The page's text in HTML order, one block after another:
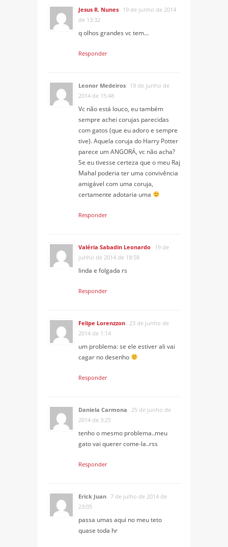
Jesus R. Nunes 19 de junho de 2014
de 13:32
q olhos grandes vc tem…
Responder
Leonor Medeiros 19 de junho de
2014 de 15:48
Vc não está louco, eu também
sempre achei corujas parecidas
com gatos (que eu adoro e sempre
tive). Aquela coruja do Harry Potter
parece um ANGORÁ, vc não acha?
Se eu tivesse certeza que o meu Raj
Mahal poderia ter uma convivência
amigável com uma coruja,
certamente adotaria uma
Responder
Valéria Sabadin Leonardo 19 de
junho de 2014 de 18:58
linda e folgada rs
Responder
Felipe Lorenzzon 23 de junho de
2014 de 1:14
um problema: se ele estiver ali vai
cagar no desenho
Responder
Daniela Carmona 25 de junho de
2014 de 3:25
tenho o mesmo problema..meu
gato vai querer come-la..rss
Responder
Erick Juan 7 de julho de 2014 de
23:05
passa umas aqui no meu teto
quase toda hr